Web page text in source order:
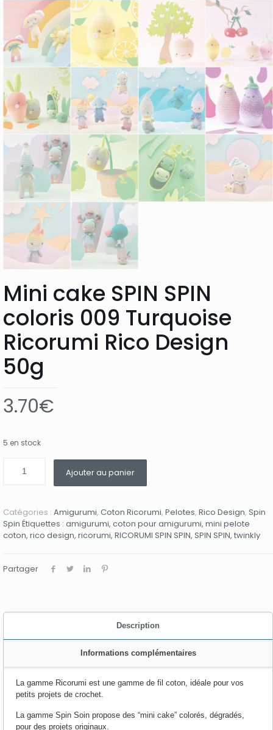
Mini cake SPIN SPIN
coloris 009 Turquoise
Ricorumi Rico Design
50g
3.70€
5 en stock
Ajouter au panier
Catégories : Amigurumi, Coton Ricorumi, Pelotes, Rico Design, Spin
Spin Étiquettes : amigurumi, coton pour amigurumi, mini pelote
coton, rico design, ricorumi, RICORUMI SPIN SPIN, SPIN SPIN, twinkly
Partager
Description
Informations complémentaires
La gamme Ricorumi est une gamme de fil coton, idéale pour vos
petits projets de crochet.
La gamme Spin Soin propose des “mini cake” colorés, dégradés,
pour des projets originaux.